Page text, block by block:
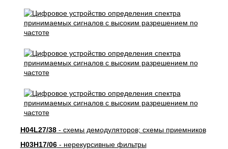
H04L27/38- схемы демодуляторов; схемы приемников
H03H17/06- нерекурсивные фильтры